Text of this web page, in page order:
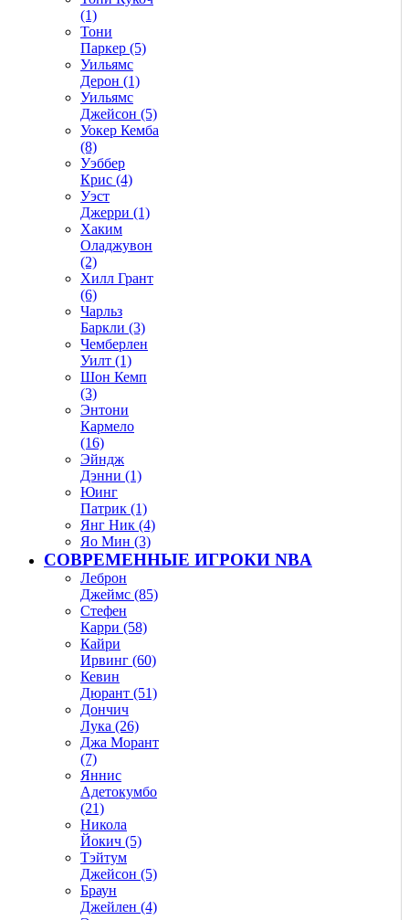
(1)
Тони
Паркер (5)
Уильямс
Дерон (1)
Уильямс
Джейсон (5)
Уокер Кемба
(8)
Уэббер
Крис (4)
Уэст
Джерри (1)
Хаким
Оладжувон
(2)
Хилл Грант
(6)
Чарльз
Баркли (3)
Чемберлен
Уилт (1)
Шон Кемп
(3)
Энтони
Кармело
(16)
Эйндж
Дэнни (1)
Юинг
Патрик (1)
Янг Ник (4)
Яо Мин (3)
СОВРЕМЕННЫЕ ИГРОКИ NBA
Леброн
Джеймс (85)
Стефен
Карри (58)
Кайри
Ирвинг (60)
Кевин
Дюрант (51)
Дончич
Лука (26)
Джа Морант
(7)
Яннис
Адетокумбо
(21)
Никола
Йокич (5)
Тэйтум
Джейсон (5)
Браун
Джейлен (4)